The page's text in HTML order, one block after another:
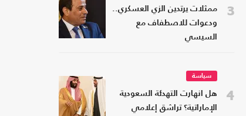
3
ممثلات يرتدين الزي العسكري..
ودعوات للاصطفاف مع
السيسي
4
سياسة
هل انهارت التهدئة السعودية
الإماراتية؟ تراشق إعلامي